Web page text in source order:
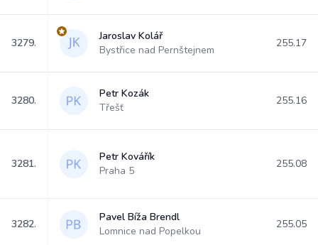
3279.
Jaroslav Kolář
Bystřice nad Pernštejnem
255.17
3280.
Petr Kozák
Třešť
255.16
3281.
Petr Kovářík
Praha 5
255.08
3282.
Pavel Bíža Brendl
Lomnice nad Popelkou
255.05